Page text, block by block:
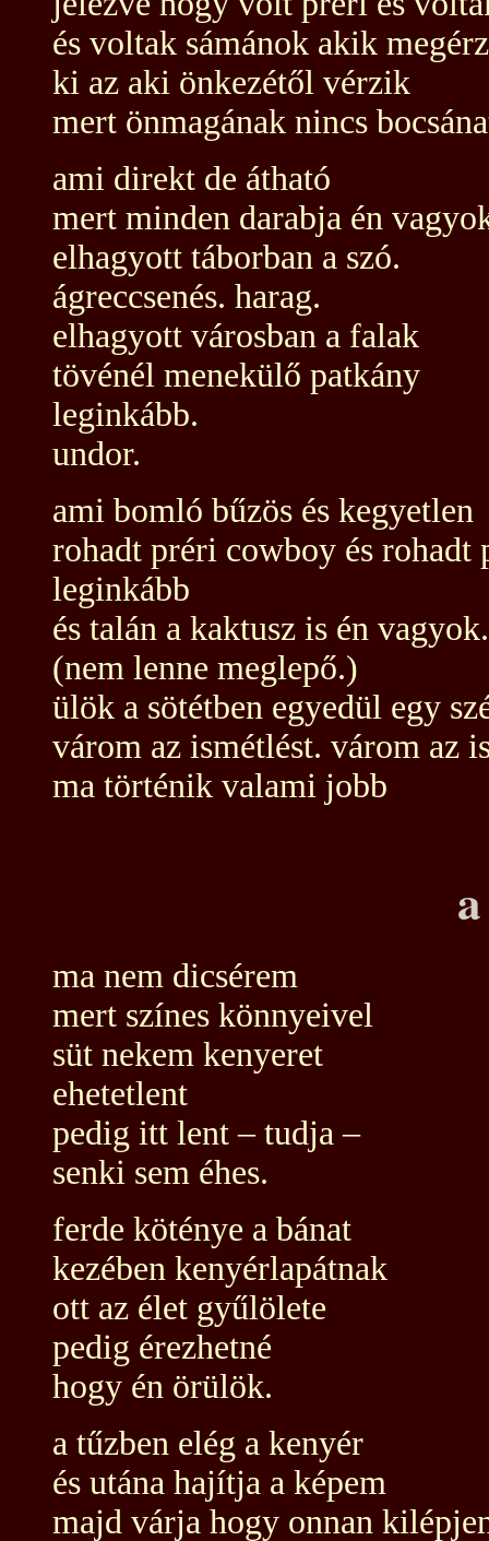
és voltak sámánok akik
ki az aki önkezétől vérzik
mert önmagának nincs
ami direkt de átható
mert minden darabja én
elhagyott táborban a szó.
ágreccsenés. harag.
elhagyott városban a falak
tövénél menekülő patkány
leginkább.
undor.
ami bomló bűzös és kegyetlen
rohadt préri cowboy és rohadt
leginkább
és talán a kaktusz is én vagyok.
(nem lenne meglepő.)
ülök a sötétben egyedül egy
várom az ismétlést. várom az
ma történik valami jobb
ma nem dicsérem
mert színes könnyeivel
süt nekem kenyeret
ehetetlent
pedig itt lent – tudja –
senki sem éhes.
ferde köténye a bánat
kezében kenyérlapátnak
ott az élet gyűlölete
pedig érezhetné
hogy én örülök.
a tűzben elég a kenyér
és utána hajítja a képem
majd várja hogy onnan